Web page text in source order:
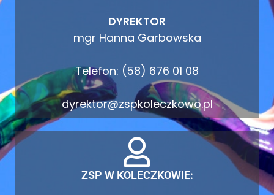
DYREKTOR
mgr Hanna Garbowska
Telefon: (58) 676 01 08
dyrektor@zspkoleczkowo.pl
ZSP W KOLECZKOWIE: